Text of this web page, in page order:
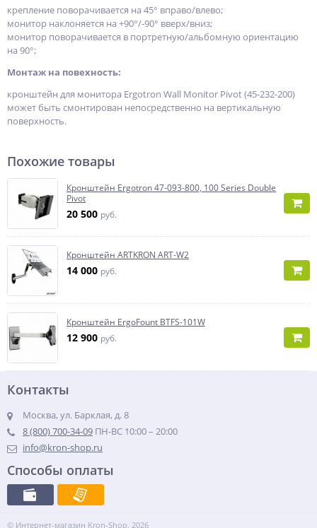
крепление поворачивается на 45° вправо/влево;
монитор наклоняется на +90°/-90° вверх/вниз;
монитор поворачивается в портретную/альбомную ориентацию
на 90°;
Монтаж на повехность:
кронштейн для монитора Ergotron Wall Monitor Pivot (45-232-200)
может быть смонтирован непосредственно на вертикальную
поверхность.
Похожие товары
Кронштейн Ergotron 47-093-800, 100 Series Double
Pivot
20 500 руб.
Кронштейн ARTKRON ART-W2
14 000 руб.
Кронштейн ErgoFount BTFS-101W
12 900 руб.
Контакты
Москва, ул. Барклая, д. 8
8 (800) 700-34-09 ПН-ВС 10:00 – 20:00
info@kron-shop.ru
Способы оплаты
© Интернет-магазин Kron-Shop, 2026